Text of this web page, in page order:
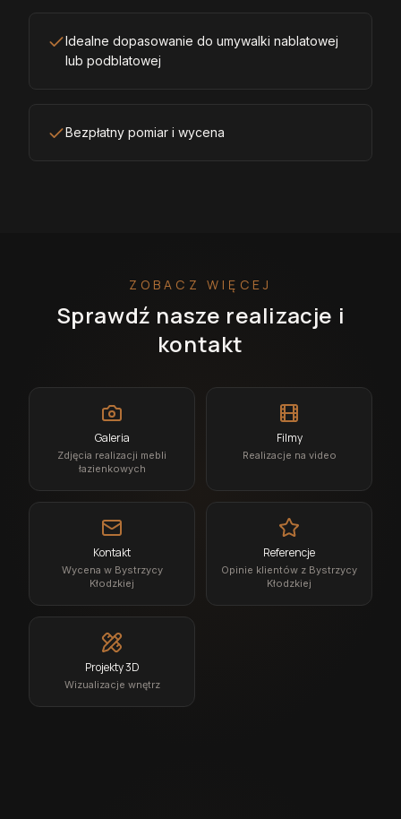
Idealne dopasowanie do umywalki nablatowej
lub podblatowej
Bezpłatny pomiar i wycena
ZOBACZ WIĘCEJ
Sprawdź nasze realizacje i
kontakt
Galeria
Zdjęcia realizacji mebli
łazienkowych
Filmy
Realizacje na video
Kontakt
Wycena w Bystrzycy
Kłodzkiej
Referencje
Opinie klientów z Bystrzycy
Kłodzkiej
Projekty 3D
Wizualizacje wnętrz